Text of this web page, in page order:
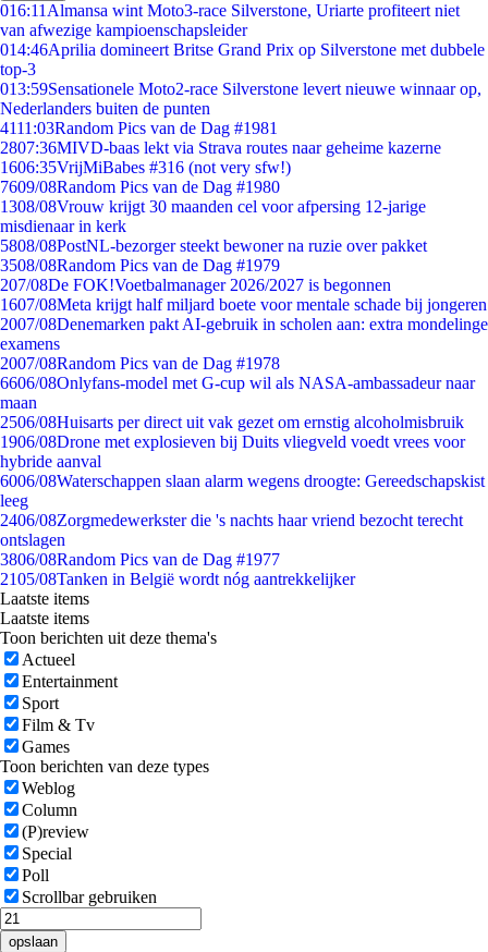
016:11 Almansa wint Moto3-race Silverstone, Uriarte profiteert niet
van afwezige kampioenschapsleider
014:46Aprilia domineert Britse Grand Prix op Silverstone met dubbele
top-3
013:59Sensationele Moto2-race Silverstone levert nieuwe winnaar op,
Nederlanders buiten de punten
4111:03Random Pics van de Dag #1981
2807:36MIVD-baas lekt via Strava routes naar geheime kazerne
1606:35VrijMiBabes #316 (not very sfw!)
7609/08Random Pics van de Dag #1980
1308/08Vrouw krijgt 30 maanden cel voor afpersing 12-jarige
misdienaar in kerk
5808/08PostNL-bezorger steekt bewoner na ruzie over pakket
3508/08Random Pics van de Dag #1979
207/08De FOK!Voetbalmanager 2026/2027 is begonnen
1607/08Meta krijgt half miljard boete voor mentale schade bij jongeren
2007/08Denemarken pakt AI-gebruik in scholen aan: extra mondelinge
examens
2007/08Random Pics van de Dag #1978
6606/08Onlyfans-model met G-cup wil als NASA-ambassadeur naar
maan
2506/08Huisarts per direct uit vak gezet om ernstig alcoholmisbruik
1906/08Drone met explosieven bij Duits vliegveld voedt vrees voor
hybride aanval
6006/08Waterschappen slaan alarm wegens droogte: Gereedschapskist
leeg
2406/08Zorgmedewerkster die 's nachts haar vriend bezocht terecht
ontslagen
3806/08Random Pics van de Dag #1977
2105/08Tanken in België wordt nóg aantrekkelijker
Laatste items
Laatste items
Toon berichten uit deze thema's
Actueel
Entertainment
Sport
Film & Tv
Games
Toon berichten van deze types
Weblog
Column
(P)review
Special
Poll
Scrollbar gebruiken
opslaan